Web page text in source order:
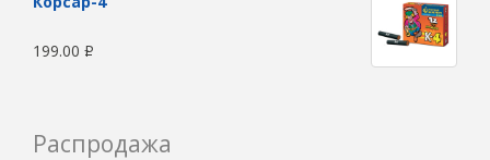
199.00 Р
Распродажа